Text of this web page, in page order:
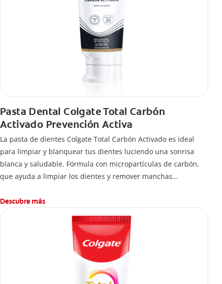
Pasta Dental Colgate Total Carbón
Activado Prevención Activa
La pasta de dientes Colgate Total Carbón Activado es ideal
para limpiar y blanquear tus dientes luciendo una sonrisa
blanca y saludable. Fórmula con micropartículas de carbón,
que ayuda a limpiar los dientes y remover manchas
¿Qué hace el carbón activado en una pasta dental y por qué
se usa para ayudar a remover manchas superficiales?
También encontrarás cómo incluirla en tu rutina, en casa o de
viaje, con tips de cepillado para una sonrisa sana.
Descubre más